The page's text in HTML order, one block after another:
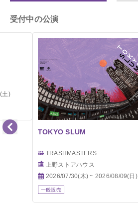
受付中の公演
土)
TOKYO SLUM
TRASHMASTERS
上野ストアハウス
2026/07/30(木) ~ 2026/08/09(日)
一般販売